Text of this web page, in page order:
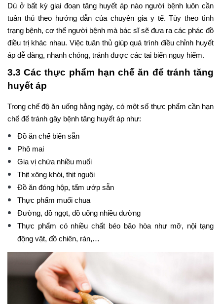
Dù ở bất kỳ giai đoạn tăng huyết áp nào người bệnh luôn cần
tuân thủ theo hướng dẫn của chuyên gia y tế. Tùy theo tình
trạng bệnh, cơ thể người bệnh mà bác sĩ sẽ đưa ra các phác đồ
điều trị khác nhau. Việc tuân thủ giúp quá trình điều chỉnh huyết
áp dễ dàng, nhanh chóng, tránh được các tai biến nguy hiểm.
3.3 Các thực phẩm hạn chế ăn để tránh tăng
huyết áp
Trong chế độ ăn uống hằng ngày, có một số thực phẩm cần hạn
chế để tránh gây bệnh tăng huyết áp như:
Đồ ăn chế biến sẵn
Phô mai
Gia vị chứa nhiều muối
Thịt xông khói, thịt nguội
Đồ ăn đóng hộp, tẩm ướp sẵn
Thực phẩm muối chua
Đường, đồ ngọt, đồ uống nhiều đường
Thực phẩm có nhiều chất béo bão hòa như mỡ, nội tạng
động vật, đồ chiên, rán,…